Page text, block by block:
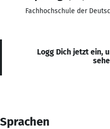
Fachhochschule der
Logg Dich jetzt ein,
Sprachen